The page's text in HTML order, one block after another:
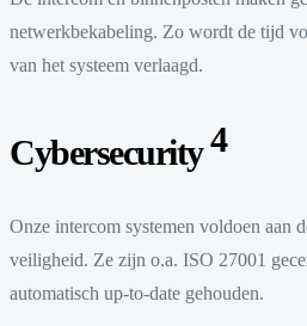
netwerkbekabeling. Zo wordt de tijd
van het systeem verlaagd.
Cybersecurity4
Onze intercom systemen voldoen aan
veiligheid. Ze zijn o.a. ISO 27001
automatisch up-to-date gehouden.